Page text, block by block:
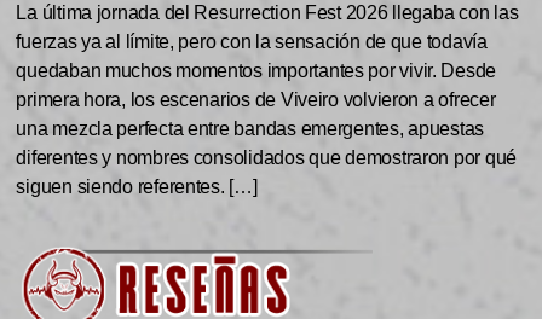
La última jornada del Resurrection Fest 2026 llegaba con las
fuerzas ya al límite, pero con la sensación de que todavía
quedaban muchos momentos importantes por vivir. Desde
primera hora, los escenarios de Viveiro volvieron a ofrecer
una mezcla perfecta entre bandas emergentes, apuestas
diferentes y nombres consolidados que demostraron por qué
siguen siendo referentes. […]